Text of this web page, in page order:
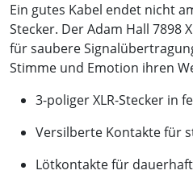
Ein gutes Kabel endet nicht
Stecker. Der Adam Hall 7898
für saubere
Stimme und Emotion ihren
3-poliger XLR-Stecker in
Versilberte Kontakte für
Lötkontakte für